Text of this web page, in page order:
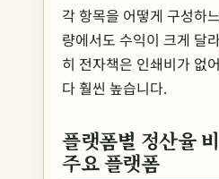
각 항목을 어떻게 구성하
량에서도 수익이 크게 달
히 전자책은 인쇄비가 없
다 훨씬 높습니다.
플랫폼별 정산율
주요 플랫폼